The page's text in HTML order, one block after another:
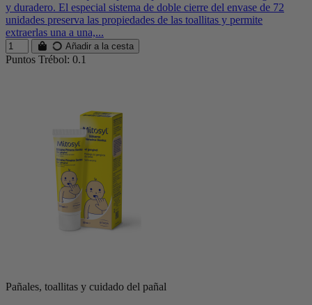
y duradero. El especial sistema de doble cierre del envase de 72
unidades preserva las propiedades de las toallitas y permite
extraerlas una a una,...
Añadir a la cesta
Puntos Trébol: 0.1
Pañales, toallitas y cuidado del pañal